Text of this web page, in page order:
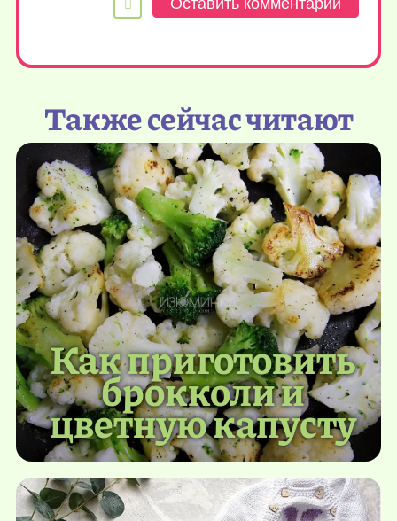
Также сейчас читают
Как приготовить
брокколи и
цветную капусту